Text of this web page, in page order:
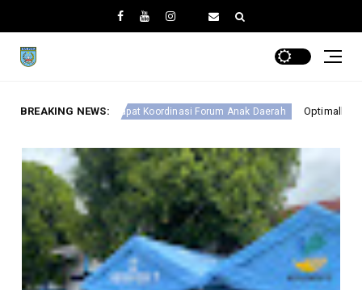
BREAKING NEWS:
Koordinasi Forum Anak Daerah Optimalkan Perlindungan Anak,